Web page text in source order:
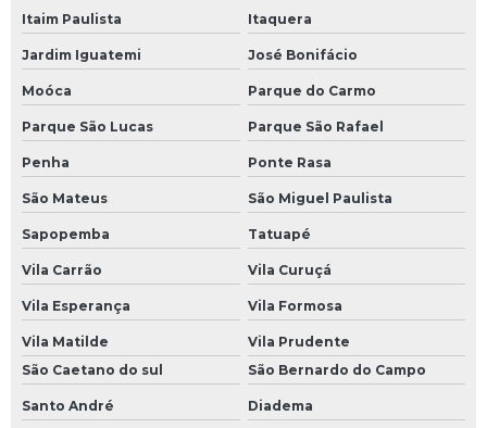
Itaim Paulista Itaquera
Jardim Iguatemi José Bonifácio
Moóca Parque do Carmo
Parque São Lucas Parque São Rafael
Penha Ponte Rasa
São Mateus São Miguel Paulista
Sapopemba Tatuapé
Vila Carrão Vila Curuçá
Vila Esperança Vila Formosa
Vila Matilde
Vila Prudente
São Caetano do sul
São Bernardo do Campo
Santo André Diadema